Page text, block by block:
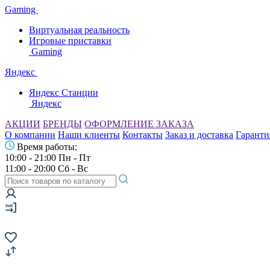
Gaming
Виртуальная реальность
Игровые приставки
Gaming
Яндекс
Яндекс Станции
Яндекс
АКЦИИ БРЕНДЫ ОФОРМЛЕНИЕ ЗАКАЗА
О компании Наши клиенты Контакты Заказ и доставка
Время работы:
10:00 - 21:00 Пн - Пт
11:00 - 20:00 Сб - Вс